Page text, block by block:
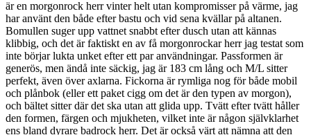
är en morgonrock herr vinter helt utan kompromisser på värme, jag
har använt den både efter bastu och vid sena kvällar på altanen.
Bomullen suger upp vattnet snabbt efter dusch utan att kännas
klibbig, och det är faktiskt en av få morgonrockar herr jag testat som
inte börjar lukta unket efter ett par användningar. Passformen är
generös, men ändå inte säckig, jag är 183 cm lång och M/L sitter
perfekt, även över axlarna. Fickorna är rymliga nog för både mobil
och plånbok (eller ett paket cigg om det är den typen av morgon),
och bältet sitter där det ska utan att glida upp. Tvätt efter tvätt håller
den formen, färgen och mjukheten, vilket inte är någon självklarhet
ens bland dyrare badrock herr. Det är också värt att nämna att den